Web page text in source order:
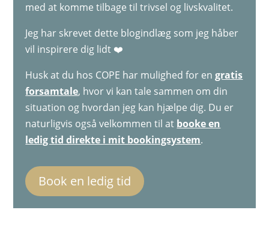
med at komme tilbage til trivsel og livskvalitet.
Jeg har skrevet dette blogindlæg som jeg håber
vil inspirere dig lidt ❤️
Husk at du hos COPE har mulighed for engratis
forsamtale, hvor vi kan tale sammen om din
situation og hvordan jeg kan hjælpe dig. Du er
naturligvis også velkommen til at booke en
ledig tid direkte i mit bookingsystem.
Book en ledig tid